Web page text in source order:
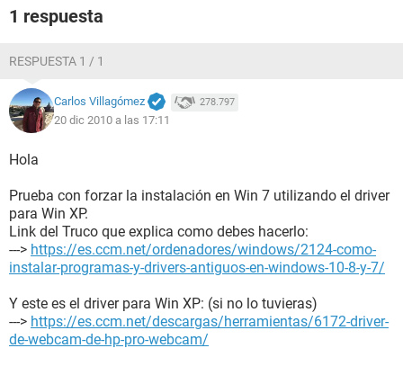
1 respuesta
RESPUESTA 1 / 1
Carlos Villagómez 278.797
20 dic 2010 a las 17:11
Hola
Prueba con forzar la instalación en Win 7 utilizando el driver
para Win XP.
Link del Truco que explica como debes hacerlo:
---> https://es.ccm.net/ordenadores/windows/2124-como-
instalar-programas-y-drivers-antiguos-en-windows-10-8-y-7/
Y este es el driver para Win XP: (si no lo tuvieras)
---> https://es.ccm.net/descargas/herramientas/6172-driver-
de-webcam-de-hp-pro-webcam/